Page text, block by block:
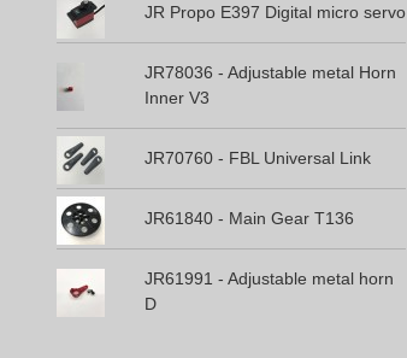
JR Propo E397 Digital micro servo
JR78036 - Adjustable metal Horn
Inner V3
JR70760 - FBL Universal Link
JR61840 - Main Gear T136
JR61991 - Adjustable metal horn
D